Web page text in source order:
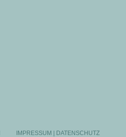
IMPRESSUM | DATENSCHUTZ